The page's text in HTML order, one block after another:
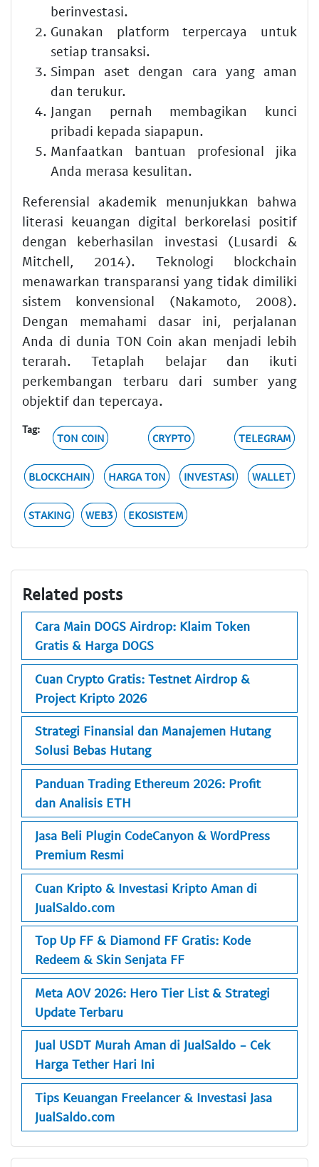
berinvestasi.
Gunakan platform terpercaya untuk
setiap transaksi.
Simpan aset dengan cara yang aman
dan terukur.
Jangan pernah membagikan kunci
pribadi kepada siapapun.
Manfaatkan bantuan profesional jika
Anda merasa kesulitan.
Referensial akademik menunjukkan bahwa
literasi keuangan digital berkorelasi positif
dengan keberhasilan investasi (Lusardi &
Mitchell, 2014). Teknologi blockchain
menawarkan transparansi yang tidak dimiliki
sistem konvensional (Nakamoto, 2008).
Dengan memahami dasar ini, perjalanan
Anda di dunia TON Coin akan menjadi lebih
terarah. Tetaplah belajar dan ikuti
perkembangan terbaru dari sumber yang
objektif dan tepercaya.
Tag:
TON COIN CRYPTO TELEGRAM
BLOCKCHAIN HARGA TON INVESTASI WALLET
STAKING WEB3 EKOSISTEM
Related posts
Cara Main DOGS Airdrop: Klaim Token
Gratis & Harga DOGS
Cuan Crypto Gratis: Testnet Airdrop &
Project Kripto 2026
Strategi Finansial dan Manajemen Hutang
Solusi Bebas Hutang
Panduan Trading Ethereum 2026: Profit
dan Analisis ETH
Jasa Beli Plugin CodeCanyon & WordPress
Premium Resmi
Cuan Kripto & Investasi Kripto Aman di
JualSaldo.com
Top Up FF & Diamond FF Gratis: Kode
Redeem & Skin Senjata FF
Meta AOV 2026: Hero Tier List & Strategi
Update Terbaru
Jual USDT Murah Aman di JualSaldo - Cek
Harga Tether Hari Ini
Tips Keuangan Freelancer & Investasi Jasa
JualSaldo.com